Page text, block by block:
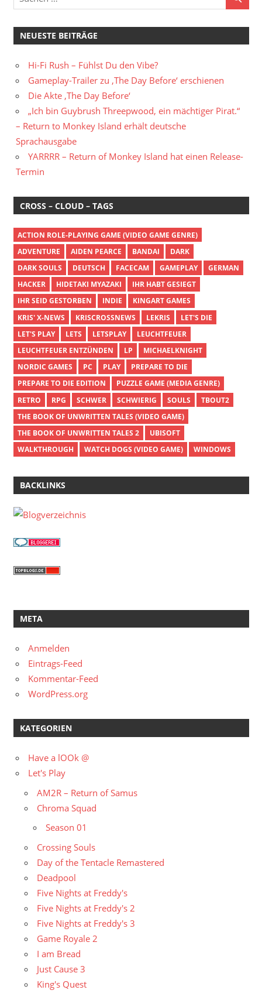
NEUESTE BEITRÄGE
Hi-Fi Rush – Fühlst Du den Vibe?
Gameplay-Trailer zu ‚The Day Before‘ erschienen
Die Akte ‚The Day Before‘
„Ich bin Guybrush Threepwood, ein mächtiger Pirat.“
– Return to Monkey Island erhält deutsche
Sprachausgabe
YARRRR – Return of Monkey Island hat einen Release-
Termin
CROSS – CLOUD – TAGS
ACTION ROLE-PLAYING GAME (VIDEO GAME GENRE)
ADVENTURE
AIDEN PEARCE BANDAI
DARK
DARK SOULS
DEUTSCH FACECAM GAMEPLAY
GERMAN
HACKER
HIDETAKI MYAZAKI
IHR HABT GESIEGT
IHR SEID GESTORBEN
INDIE
KINGART GAMES
KRIS' X-NEWS
KRISCROSSNEWS LEKRIS
LET'S DIE
LET'S PLAY
LETS LETSPLAY
LEUCHTFEUER
LEUCHTFEUER ENTZÜNDEN
LP
MICHAELKNIGHT
NORDIC GAMES
PC PLAY
PREPARE TO DIE
PREPARE TO DIE EDITION
PUZZLE GAME (MEDIA GENRE)
RETRO
RPG SCHWER SCHWIERIG SOULS
TBOUT2
THE BOOK OF UNWRITTEN TALES (VIDEO GAME)
THE BOOK OF UNWRITTEN TALES 2
UBISOFT
WALKTHROUGH
WATCH DOGS (VIDEO GAME) WINDOWS
BACKLINKS
META
Anmelden
Eintrags-Feed
Kommentar-Feed
WordPress.org
KATEGORIEN
Have a lOOk @
Let's Play
AM2R – Return of Samus
Chroma Squad
Season 01
Crossing Souls
Day of the Tentacle Remastered
Deadpool
Five Nights at Freddy's
Five Nights at Freddy's 2
Five Nights at Freddy's 3
Game Royale 2
I am Bread
Just Cause 3
King's Quest